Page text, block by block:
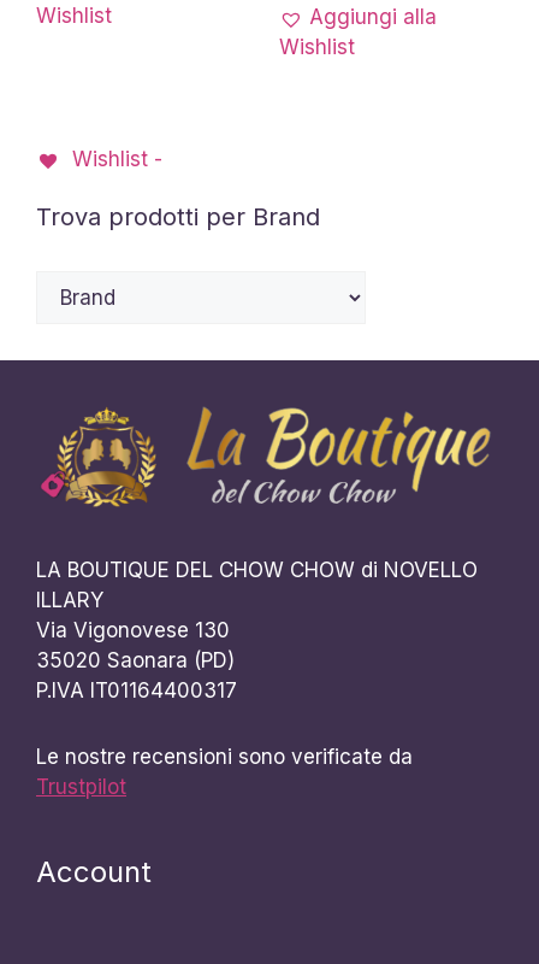
scelte
pagina
Wishlist
Aggiungi alla
Wishlist
Wishlist -
Trova prodotti per Brand
LA BOUTIQUE DEL CHOW CHOW di NOVELLO
ILLARY
Via Vigonovese 130
35020 Saonara (PD)
P.IVA IT01164400317
Le nostre recensioni sono verificate da
Trustpilot
Account